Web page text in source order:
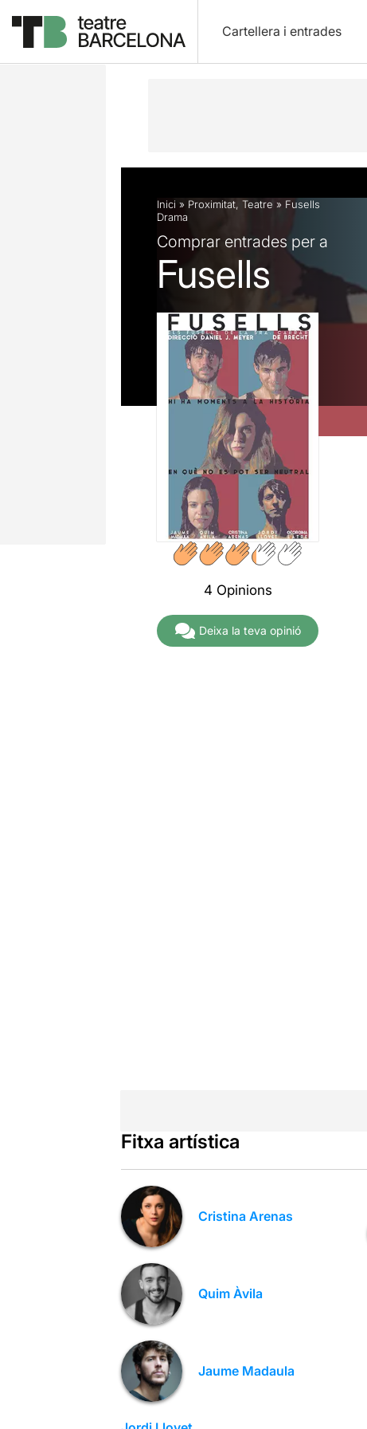
Cartellera i entrades
Descripció Fitxa artística Opinions
Inici » Proximitat, Teatre » Fusells
Drama
Comprar entrades per a
Fusells
4 Opinions
Deixa la teva opinió
Fitxa artística
Cristina Arenas
Quim Àvila
Jaume Madaula